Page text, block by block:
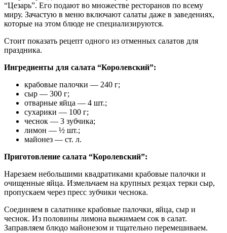
“Цезарь”. Его подают во множестве ресторанов по всему
миру. Зачастую в меню включают салаты даже в заведениях,
которые на этом блюде не специализируются.
Стоит показать рецепт одного из отменных салатов для
праздника.
Ингредиенты для салата “Королевский”:
крабовые палочки — 240 г;
сыр — 300 г;
отварные яйца — 4 шт.;
сухарики — 100 г;
чеснок — 3 зубчика;
лимон — ½ шт.;
майонез — ст. л.
Приготовление салата “Королевский”:
Нарезаем небольшими квадратиками крабовые палочки и
очищенные яйца. Измельчаем на крупных резцах терки сыр,
пропускаем через пресс зубчики чеснока.
Соединяем в салатнике крабовые палочки, яйца, сыр и
чеснок. Из половины лимона выжимаем сок в салат.
Заправляем блюдо майонезом и тщательно перемешиваем.